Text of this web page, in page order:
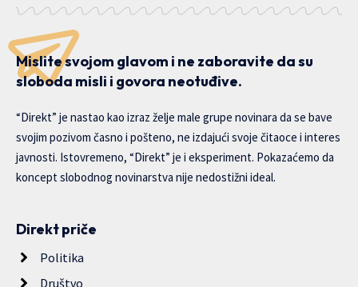
Mislite svojom glavom i ne zaboravite da su
sloboda misli i govora neotuđive.
“Direkt” je nastao kao izraz želje male grupe novinara da se bave
svojim pozivom časno i pošteno, ne izdajući svoje čitaoce i interes
javnosti. Istovremeno, “Direkt” je i eksperiment. Pokazaćemo da
koncept slobodnog novinarstva nije nedostižni ideal.
Direkt priče
Politika
Društvo